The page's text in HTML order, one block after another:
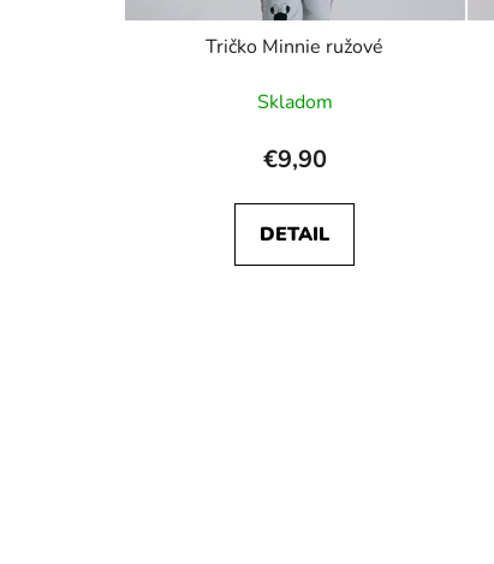
Tričko Minnie ružové
Skladom
€9,90
DETAIL